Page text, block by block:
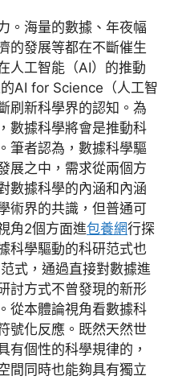
。海量的數據、年夜幅
的發展等都在不斷催生
人工智能（AI）的推動
AI for Science（人工智
刷新科學界的認知。為
數據科學將會是推動科
筆者認為，數據科學驅
展之中，需求從兩個方
數據科學的內涵和內涵
術界的共識，但普通可
角2個方面進包養網行探
科學驅動的科研范式也
式，通過直接對數據進
討方式不曾發現的新形
從本體論視角看數據科
號化反應。既然天然世
有個性的科學規律的，
間同時也能夠具有獨立